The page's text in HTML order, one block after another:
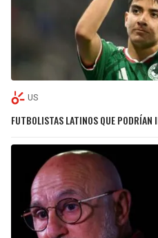
US
FUTBOLISTAS LATINOS QUE